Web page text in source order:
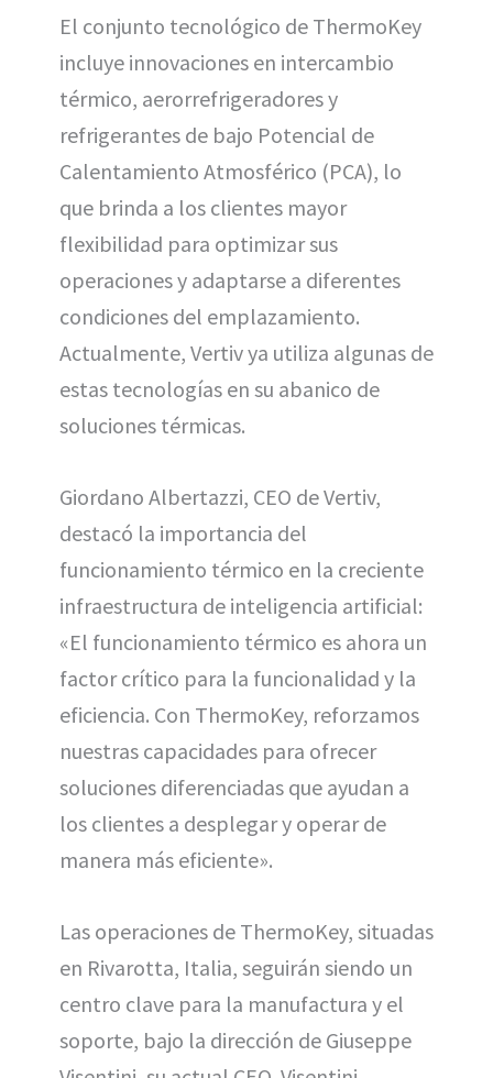
El conjunto tecnológico de ThermoKey
incluye innovaciones en intercambio
térmico, aerorrefrigeradores y
refrigerantes de bajo Potencial de
Calentamiento Atmosférico (PCA), lo
que brinda a los clientes mayor
flexibilidad para optimizar sus
operaciones y adaptarse a diferentes
condiciones del emplazamiento.
Actualmente, Vertiv ya utiliza algunas de
estas tecnologías en su abanico de
soluciones térmicas.
Giordano Albertazzi, CEO de Vertiv,
destacó la importancia del
funcionamiento térmico en la creciente
infraestructura de inteligencia artificial:
«El funcionamiento térmico es ahora un
factor crítico para la funcionalidad y la
eficiencia. Con ThermoKey, reforzamos
nuestras capacidades para ofrecer
soluciones diferenciadas que ayudan a
los clientes a desplegar y operar de
manera más eficiente».
Las operaciones de ThermoKey, situadas
en Rivarotta, Italia, seguirán siendo un
centro clave para la manufactura y el
soporte, bajo la dirección de Giuseppe